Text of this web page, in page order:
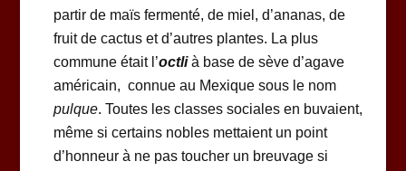
partir de maïs fermenté, de miel, d’ananas, de
fruit de cactus et d’autres plantes. La plus
commune était l’octlià base de sève d’agave
américain, connue au Mexique sous le nom
pulque. Toutes les classes sociales en buvaient,
même si certains nobles mettaient un point
d’honneur à ne pas toucher un breuvage si